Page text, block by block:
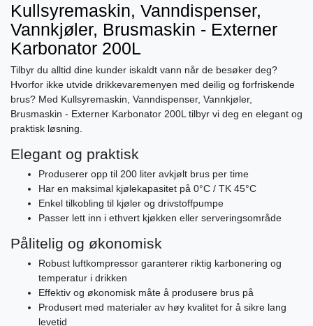
Kullsyremaskin, Vanndispenser,
Vannkjøler, Brusmaskin - Externer
Karbonator 200L
Tilbyr du alltid dine kunder iskaldt vann når de besøker deg?
Hvorfor ikke utvide drikkevaremenyen med deilig og forfriskende
brus? Med Kullsyremaskin, Vanndispenser, Vannkjøler,
Brusmaskin - Externer Karbonator 200L tilbyr vi deg en elegant og
praktisk løsning.
Elegant og praktisk
Produserer opp til 200 liter avkjølt brus per time
Har en maksimal kjølekapasitet på 0°C / TK 45°C
Enkel tilkobling til kjøler og drivstoffpumpe
Passer lett inn i ethvert kjøkken eller serveringsområde
Pålitelig og økonomisk
Robust luftkompressor garanterer riktig karbonering og
temperatur i drikken
Effektiv og økonomisk måte å produsere brus på
Produsert med materialer av høy kvalitet for å sikre lang
levetid